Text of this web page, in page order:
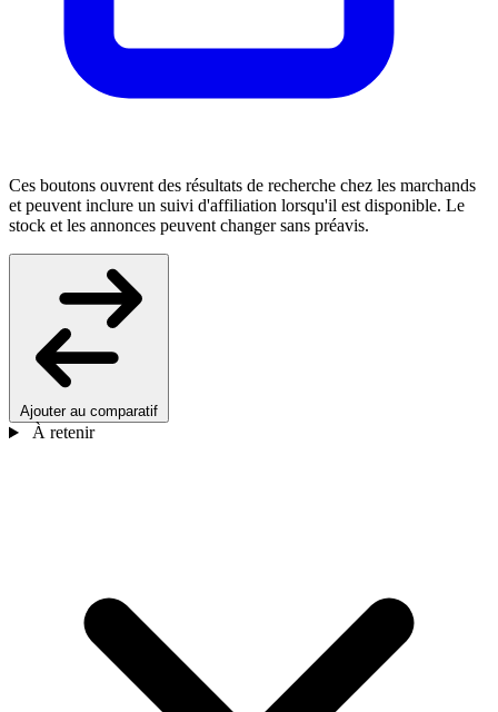
Ces boutons ouvrent des résultats de recherche chez les marchands
et peuvent inclure un suivi d'affiliation lorsqu'il est disponible. Le
stock et les annonces peuvent changer sans préavis.
Ajouter au comparatif
À retenir